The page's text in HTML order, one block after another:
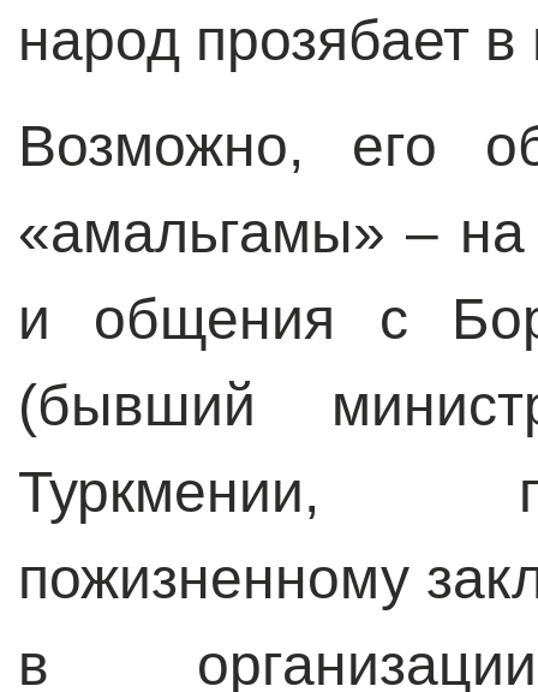
народ прозябает
Возможно, его
«амальгамы» – на
и общения с
(бывший
Туркмении,
пожизненному
в организации